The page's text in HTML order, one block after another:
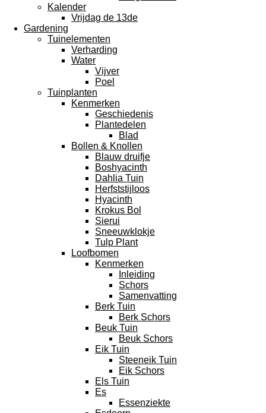
Kalender
Vrijdag de 13de
Gardening
Tuinelementen
Verharding
Water
Vijver
Poel
Tuinplanten
Kenmerken
Geschiedenis
Plantedelen
Blad
Bollen & Knollen
Blauw druifje
Boshyacinth
Dahlia Tuin
Herfststijloos
Hyacinth
Krokus Bol
Sierui
Sneeuwklokje
Tulp Plant
Loofbomen
Kenmerken
Inleiding
Schors
Samenvatting
Berk Tuin
Berk Schors
Beuk Tuin
Beuk Schors
Eik Tuin
Steeneik Tuin
Eik Schors
Els Tuin
Es
Essenziekte